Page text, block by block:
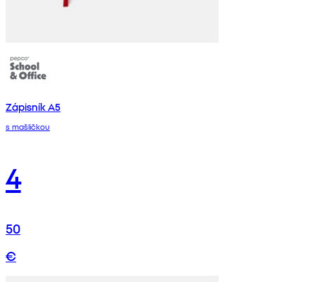
Zápisník A5
s mašličkou
4
50
€